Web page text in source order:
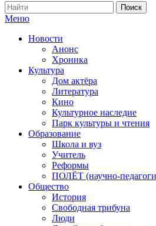
Меню
Новости
Анонс
Хроника
Культура
Дом актёра
Литература
Кино
Культурное наследие
Парк культуры и чтения
Образование
Школа и вуз
Учитель
Реформы
ПОЛЁТ (научно-
Общество
История
Свободная трибуна
Люди